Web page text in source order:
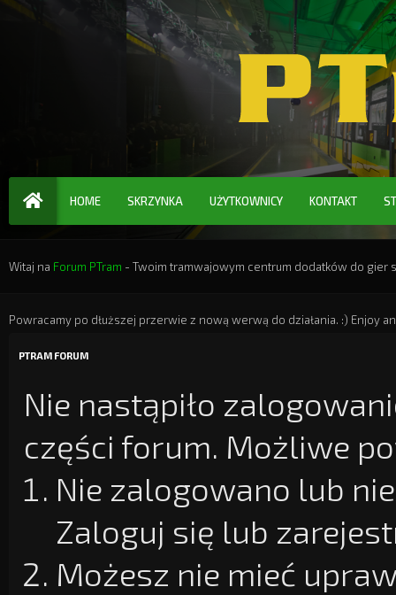
HOME SKRZYNKA UŻYTKOWNICY KONTAKT
Witaj na Forum PTram - Twoim tramwajowym centrum dodatków do gier
Powracamy po dłuższej przerwie z nową werwą do działania. :) Enjoy
PTRAM FORUM
Nie nastąpiło
części forum. Możliwe
Nie zalogowano lub
Zaloguj się lub
Możesz nie mieć